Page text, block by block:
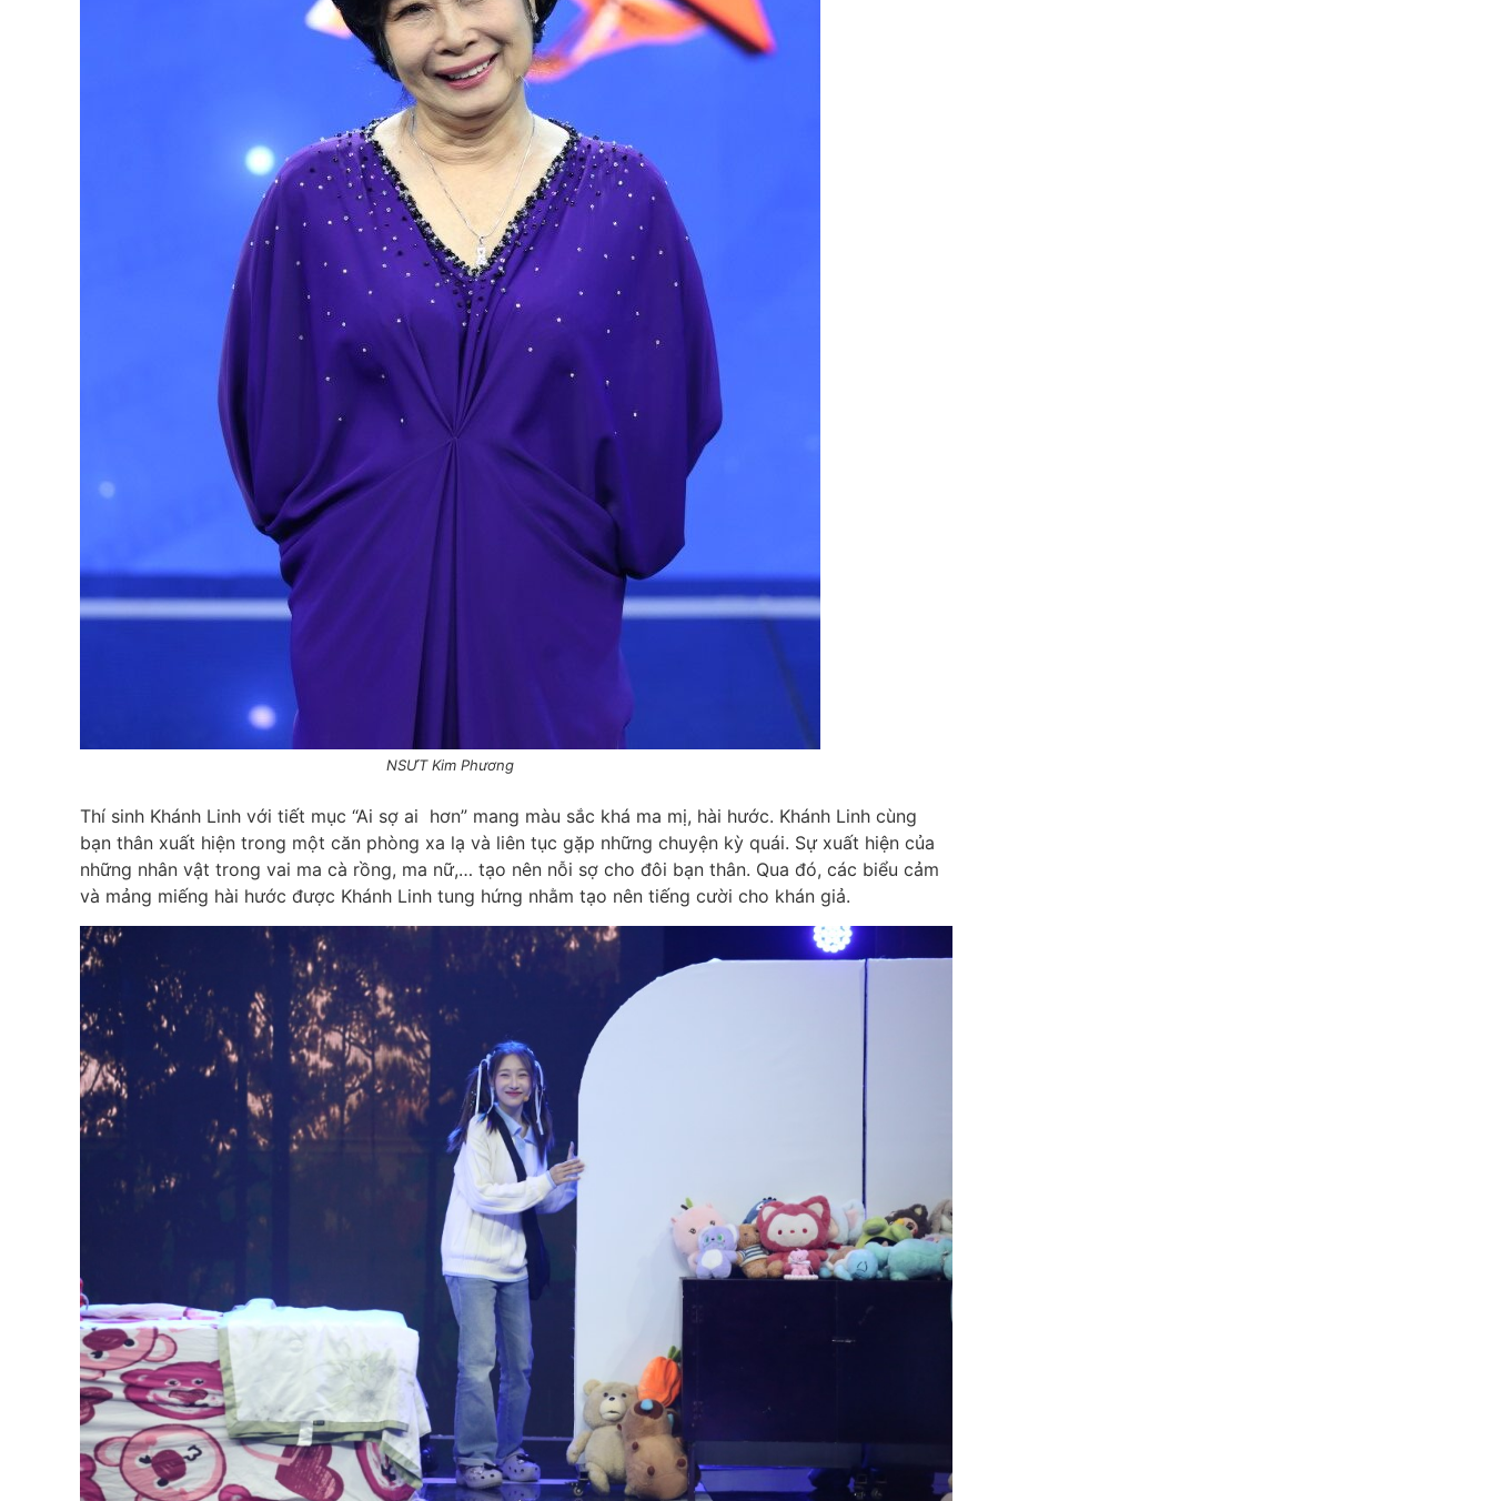
NSƯT Kim Phương
Thí sinh Khánh Linh với tiết mục “Ai sợ ai hơn” mang màu sắc khá ma mị, hài hước. Khánh Linh cùng
bạn thân xuất hiện trong một căn phòng xa lạ và liên tục gặp những chuyện kỳ quái. Sự xuất hiện của
những nhân vật trong vai ma cà rồng, ma nữ,… tạo nên nỗi sợ cho đôi bạn thân. Qua đó, các biểu cảm
và mảng miếng hài hước được Khánh Linh tung hứng nhằm tạo nên tiếng cười cho khán giả.